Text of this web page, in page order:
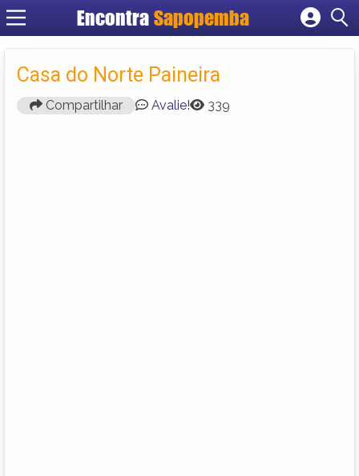
Encontra Sapopemba
Cadastrar empresa
Criar conta
Casa do Norte Paineira
Compartilhar Avalie! 339